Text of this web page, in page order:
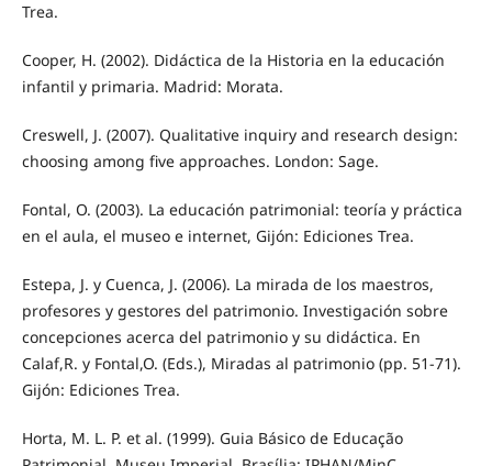
Trea.
Cooper, H. (2002). Didáctica de la Historia en la educación
infantil y primaria. Madrid: Morata.
Creswell, J. (2007). Qualitative inquiry and research design:
choosing among five approaches. London: Sage.
Fontal, O. (2003). La educación patrimonial: teoría y práctica
en el aula, el museo e internet, Gijón: Ediciones Trea.
Estepa, J. y Cuenca, J. (2006). La mirada de los maestros,
profesores y gestores del patrimonio. Investigación sobre
concepciones acerca del patrimonio y su didáctica. En
Calaf,R. y Fontal,O. (Eds.), Miradas al patrimonio (pp. 51-71).
Gijón: Ediciones Trea.
Horta, M. L. P. et al. (1999). Guia Básico de Educação